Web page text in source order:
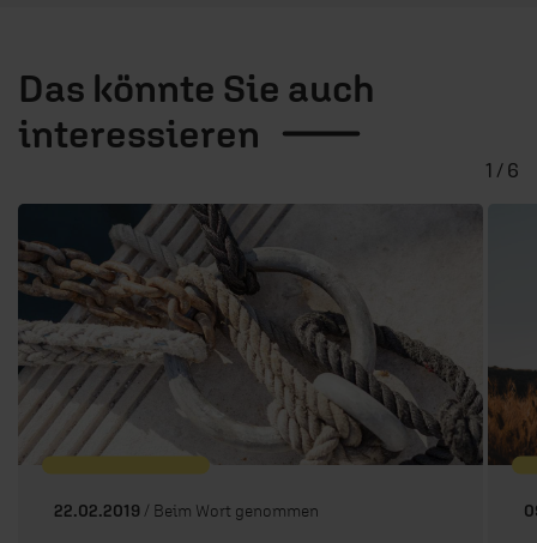
Das könnte Sie auch
interessieren
22.02.2019 / Beim Wort genommen
1 / 6